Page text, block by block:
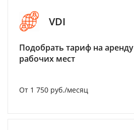
VDI
Подобрать тариф на
рабочих мест
От 1 750 руб./месяц